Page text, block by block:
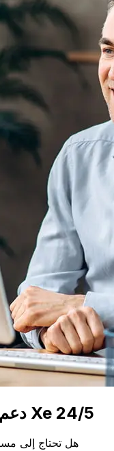
دعم خبراء النقل العالمي للخبراء Xe 24/5
هل تحتاج إلى